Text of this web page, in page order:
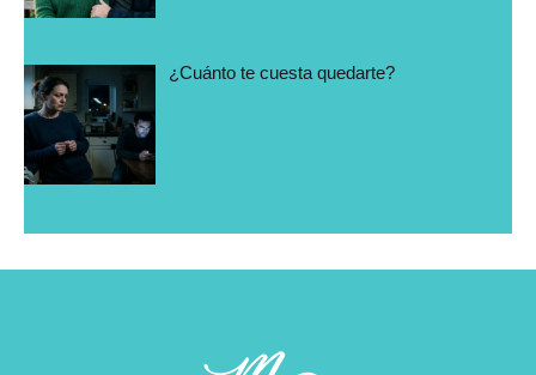
¿Cuánto te cuesta quedarte?